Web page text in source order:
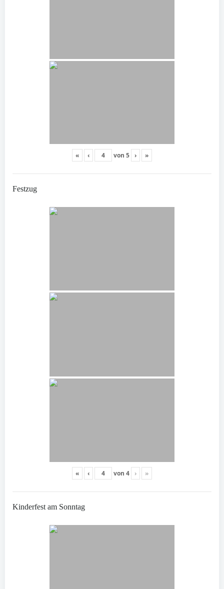
« ‹ von 5 › »
Festzug
« ‹ von 4 › »
Kinderfest am Sonntag